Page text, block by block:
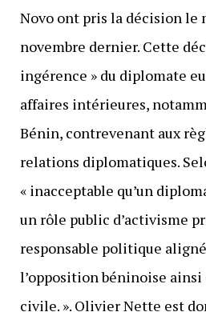
Novo ont pris la décision le
novembre dernier. Cette
ingérence » du diplomate
affaires intérieures,
Bénin, contrevenant aux
relations diplomatiques.
« inacceptable qu’un
un rôle public d’activisme
responsable politique
l’opposition béninoise ainsi
civile. ». Olivier Nette est